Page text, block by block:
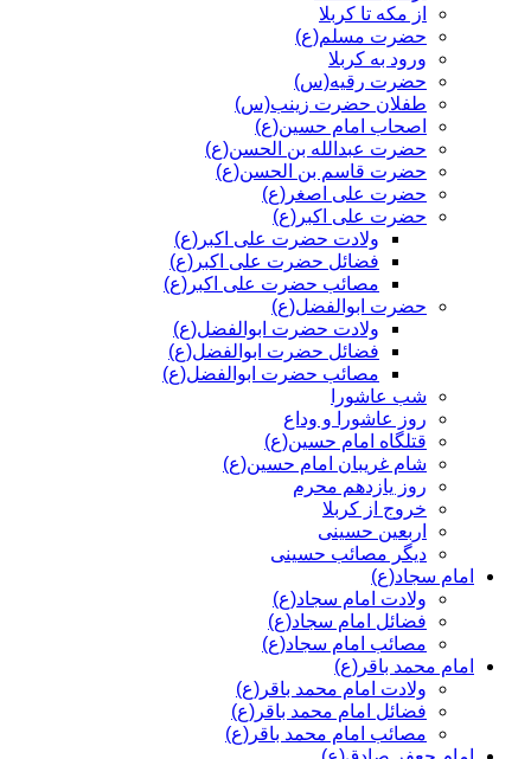
از مکه تا کربلا
حضرت مسلم(ع)
ورود به کربلا
حضرت رقیه(س)
طفلان حضرت زینب(س)
اصحاب امام حسین(ع)
حضرت عبدالله بن الحسن(ع)
حضرت قاسم بن الحسن(ع)
حضرت علی اصغر(ع)
حضرت علی اکبر(ع)
ولادت حضرت علی اکبر(ع)
فضائل حضرت علی اکبر(ع)
مصائب حضرت علی اکبر(ع)
حضرت ابوالفضل(ع)
ولادت حضرت ابوالفضل(ع)
فضائل حضرت ابوالفضل(ع)
مصائب حضرت ابوالفضل(ع)
شب عاشورا
روز عاشورا و وداع
قتلگاه امام حسین(ع)
شام غریبان امام حسین(ع)
روز یازدهم محرم
خروج از کربلا
اربعین حسینی
دیگر مصائب حسینی
امام سجاد(ع)
ولادت امام سجاد(ع)
فضائل امام سجاد(ع)
مصائب امام سجاد(ع)
امام محمد باقر(ع)
ولادت امام محمد باقر(ع)
فضائل امام محمد باقر(ع)
مصائب امام محمد باقر(ع)